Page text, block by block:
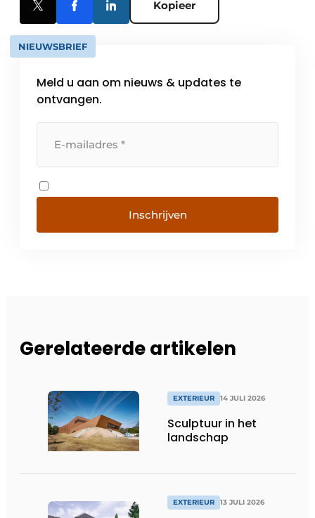
Kopieer
NIEUWSBRIEF
Meld u aan om nieuws & updates te
ontvangen.
Inschrijven
Gerelateerde artikelen
EXTERIEUR 14 JULI 2026
Sculptuur in het
landschap
EXTERIEUR 13 JULI 2026